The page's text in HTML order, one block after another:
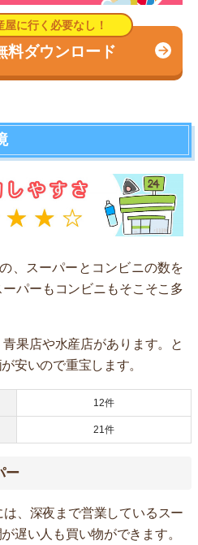
料ダウンロード
、スーパーとコンビニの数を
パーもコンビニもそこそこ多
果店や水産店があります。と
安いので重宝します。
12件
21件
ー
、深夜まで営業しているスー
遅い人も買い物ができます。